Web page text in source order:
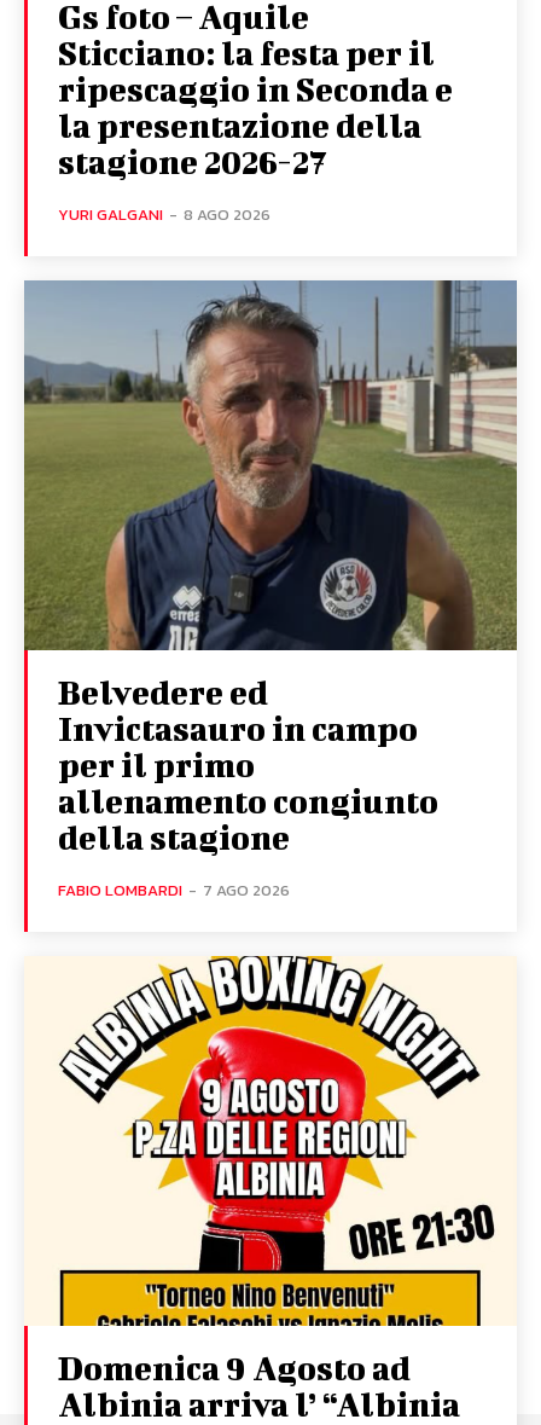
Gs foto – Aquile
Sticciano: la festa per il
ripescaggio in Seconda e
la presentazione della
stagione 2026-27
YURI GALGANI - 8 AGO 2026
Belvedere ed
Invictasauro in campo
per il primo
allenamento congiunto
della stagione
FABIO LOMBARDI - 7 AGO 2026
Domenica 9 Agosto ad
Albinia arriva l’ “Albinia